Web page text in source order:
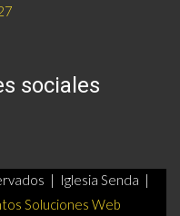
sociales
| Iglesia Senda |